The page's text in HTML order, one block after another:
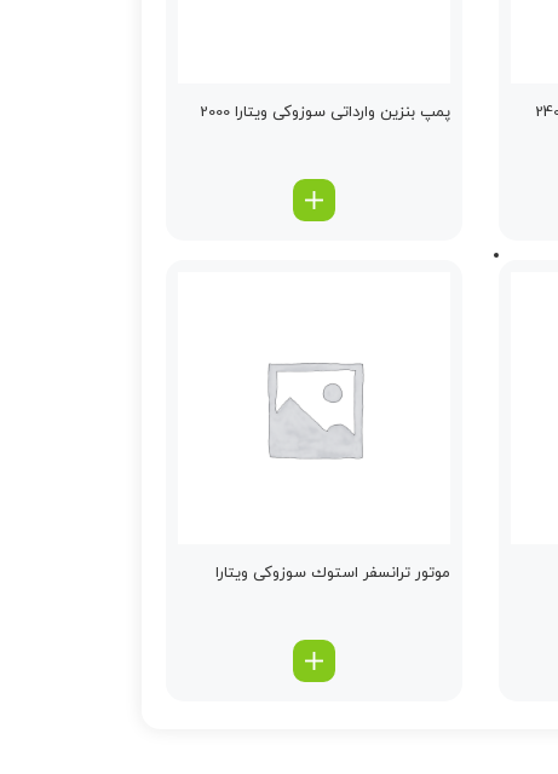
پمپ بنزین وارداتی سوزوکی ویتارا 2000
موتور ترانسفر استوك سوزوکی ویتارا